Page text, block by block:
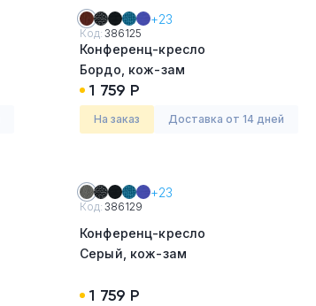
+23
Код:386125
Конференц-кресло
Бордо, кож-зам
1 759 Р
На заказ Доставка от 14 дней
+23
Код:386129
Конференц-кресло
Серый, кож-зам
1 759 Р